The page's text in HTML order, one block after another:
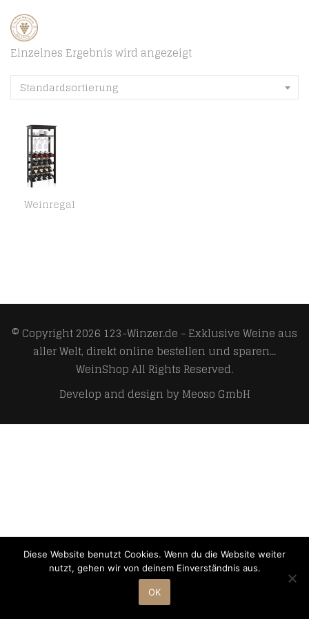
Einzelnes Ergebnis wird angezeigt
Standardsortierung
Weinregal
© Copyright 2026 123-Winzer.de - Exklusive Weine aus
aller Welt, direkt online bestellen und sparen...
WeinShopAll Rights Reserved.
Develop and design byMeoso GmbH
Diese Website benutzt Cookies. Wenn du die Website weiter
nutzt, gehen wir von deinem Einverständnis aus.
OK